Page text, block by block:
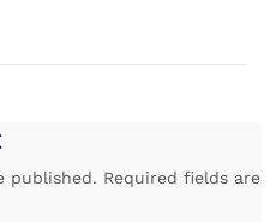
published. Required fields are